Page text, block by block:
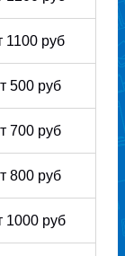
1100 руб
500 руб
700 руб
800 руб
1000 руб